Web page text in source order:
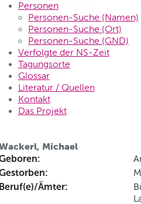
Personen
Personen-Suche (Namen)
Personen-Suche (Ort)
Personen-Suche (GND)
Verfolgte der NS-Zeit
Tagungsorte
Glossar
Literatur / Quellen
Kontakt
Das Projekt
Michael
Ämter: